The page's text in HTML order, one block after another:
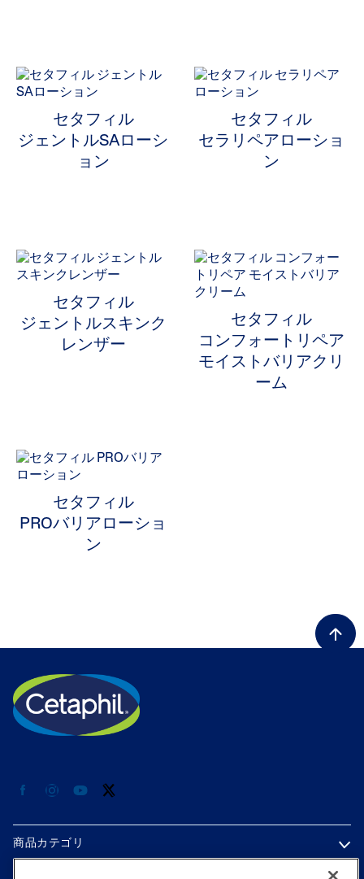
お悩みから選ぶ
シリーズから選ぶ
セタフィル
ジェントルSAローシ
ョン
セタフィル
セラリペアローショ
ン
セタフィル
ジェントルスキンク
レンザー
セタフィル
コンフォートリペア
モイストバリアクリ
ーム
セタフィル
PROバリアローショ
ン
商品カテゴリ